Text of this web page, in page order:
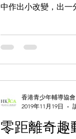
中作出小改變，出一
特務工作坊...
零距離奇趣
香港青少年輔導協會
2019年11月19日